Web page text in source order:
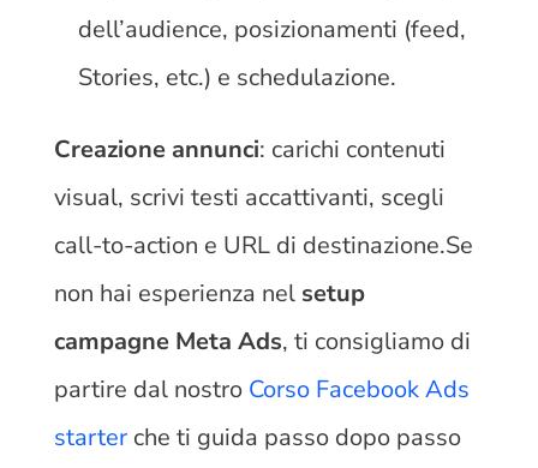
dell’audience, posizionamenti (feed,
Stories, etc.) e schedulazione.
Creazione annunci: carichi contenuti
visual, scrivi testi accattivanti, scegli
call-to-action e URL di destinazione.Se
non hai esperienza nel setup
campagne Meta Ads, ti consigliamo di
partire dal nostro Corso Facebook Ads
starterche ti guida passo dopo passo